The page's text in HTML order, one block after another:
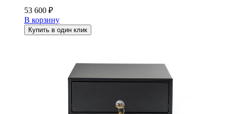
53 600 ₽
В корзину
Купить в один клик